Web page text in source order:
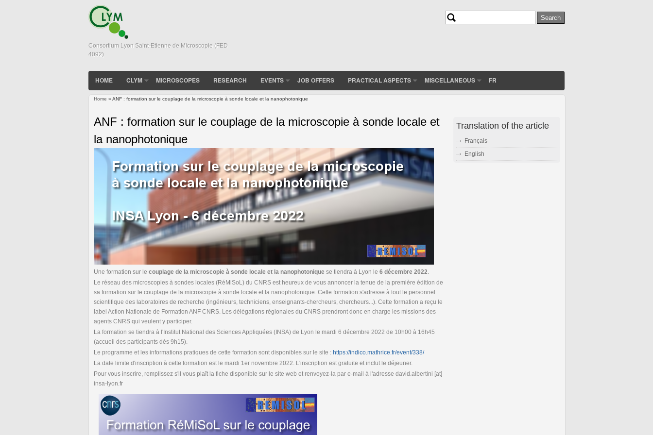
Consortium Lyon Saint-Etienne de Microscopie (FED
4092)
Search
HOME CLYM MICROSCOPES RESEARCH EVENTS JOB OFFERS PRACTICAL ASPECTS MISCELLANEOUS FR
Home » ANF : formation sur le couplage de la microscopie à sonde locale et la nanophotonique
ANF : formation sur le couplage de la microscopie à sonde locale et
la nanophotonique
Une formation sur le couplage de la microscopie à sonde locale et la nanophotonique se tiendra à Lyon le 6 décembre 2022
Le réseau des microscopies à sondes locales (RéMiSoL) du CNRS est heureux de vous annoncer la tenue de la première édition de
sa formation sur le couplage de la microscopie à sonde locale et la nanophotonique. Cette formation s'adresse à tout le personnel
scientifique des laboratoires de recherche (ingénieurs, techniciens, enseignants-chercheurs, chercheurs...). Cette formation a reçu le
label Action Nationale de Formation ANF CNRS. Les délégations régionales du CNRS prendront donc en charge les missions des
agents CNRS qui veulent y participer.
La formation se tiendra à l'Institut National des Sciences Appliquées (INSA) de Lyon le mardi 6 décembre 2022 de 10h00 à 16h45
(accueil des participants dès 9h15).
Le programme et les informations pratiques de cette formation sont disponibles sur le site : https://indico.mathrice.fr/event/338/
La date limite d'inscription à cette formation est le mardi 1er novembre 2022. L'inscription est gratuite et inclut le déjeuner.
Pour vous inscrire, remplissez s'il vous plaît la fiche disponible sur le site web et renvoyez-la par e-mail à l'adresse david.albertini [at]
insa-lyon.fr
Translation of the article
Français
English